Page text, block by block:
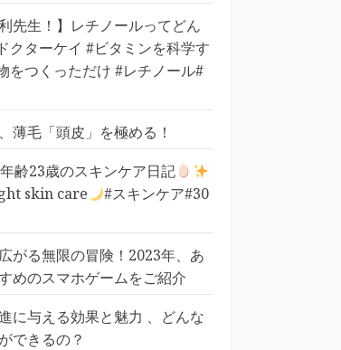
先生！】レチノールってどん
クターケイ #ビタミンを科学す
をつくっただけ #レチノール#
薄毛「頭皮」を極める！
年齢23歳のスキンケア日記
skin care
#スキンケア#30
がる無限の冒険！2023年、あ
めのスマホゲームをご紹介
に与える効果と魅力 、どんな
できるの？